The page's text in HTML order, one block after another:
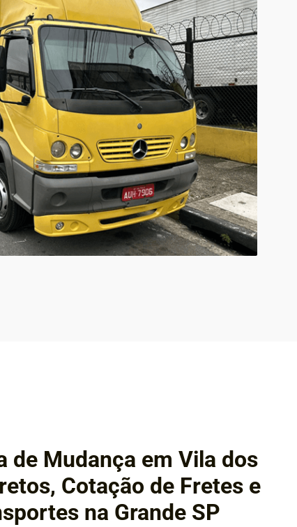
de Mudança em Vila dos
Cotação de Fretes e
na Grande SP